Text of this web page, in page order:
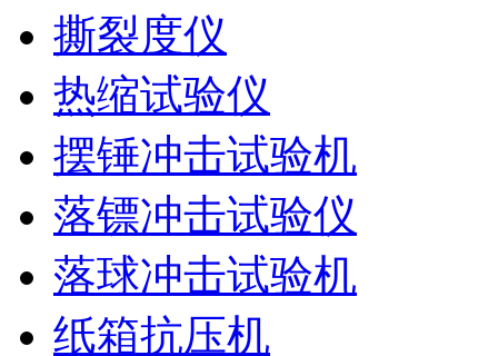
撕裂度仪
热缩试验仪
摆锤冲击试验机
落镖冲击试验仪
落球冲击试验机
纸箱抗压机